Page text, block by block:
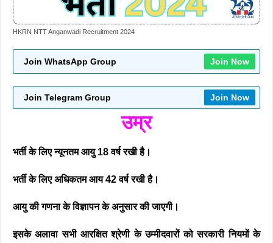
HKRN NTT Anganwadi Recruitment 2024
Join WhatsApp Group Join Now
Join Telegram Group Join Now
उम्र
भर्ती के लिए न्यूनतम आयु 18 वर्ष रखी है।
भर्ती के लिए अधिकतम आय 42 वर्ष रखी है।
आयु की गणना के विज्ञापन के अनुसार की जाएगी।
इसके अलावा सभी आरक्षित श्रेणी के उम्मीदवारों को सरकारी नियमों के